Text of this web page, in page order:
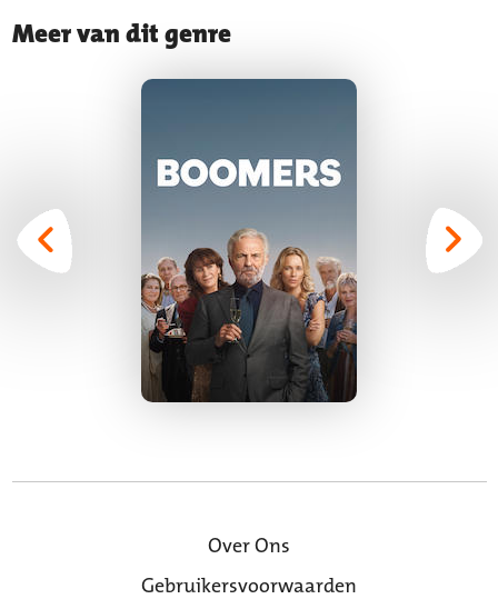
Meer van dit genre
Over Ons
Gebruikersvoorwaarden